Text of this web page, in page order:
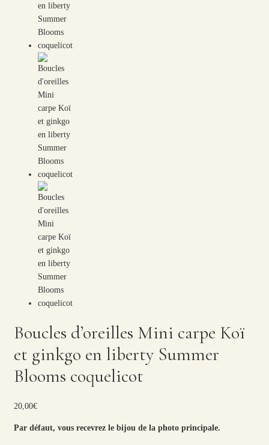
Boucles d’oreilles Mini carpe Koï
et ginkgo en liberty Summer
Blooms coquelicot
20,00€
Par défaut, vous recevrez le bijou de la photo principale.